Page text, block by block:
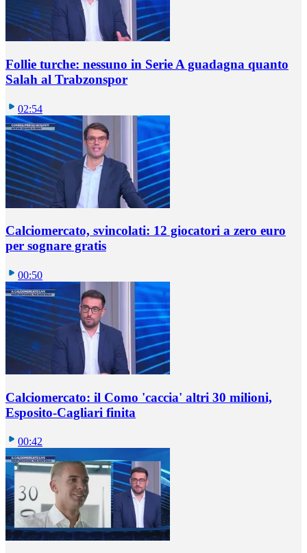
Follie turche: nessuno in Serie A guadagna quanto
Salah al Trabzonspor
02:54
Calciomercato, svincolati: 12 giocatori a zero euro
per sognare gratis
00:50
Calciomercato: il Como 'caccia' altri 30 milioni,
Esposito-Cagliari finita
00:42